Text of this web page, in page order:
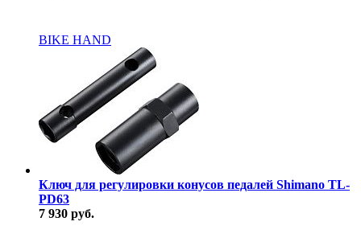
BIKE HAND
Ключ для регулировки конусов педалей Shimano TL-
PD63
7 930 руб.